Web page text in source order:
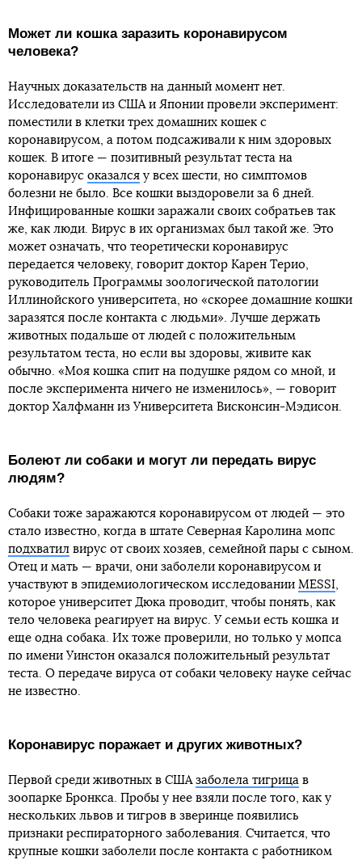
Может ли кошка заразить коронавирусом
человека?
Научных доказательств на данный момент нет.
Исследователи из США и Японии провели эксперимент:
поместили в клетки трех домашних кошек с
коронавирусом, а потом подсаживали к ним здоровых
кошек. В итоге — позитивный результат теста на
коронавирус оказался у всех шести, но симптомов
болезни не было. Все кошки выздоровели за 6 дней.
Инфицированные кошки заражали своих собратьев так
же, как люди. Вирус в их организмах был такой же. Это
может означать, что теоретически коронавирус
передается человеку, говорит доктор Карен Терио,
руководитель Программы зоологической патологии
Иллинойского университета, но «скорее домашние кошки
заразятся после контакта с людьми». Лучше держать
животных подальше от людей с положительным
результатом теста, но если вы здоровы, живите как
обычно. «Моя кошка спит на подушке рядом со мной, и
после эксперимента ничего не изменилось», — говорит
доктор Халфманн из Университета Висконсин-Мэдисон.
Болеют ли собаки и могут ли передать вирус
людям?
Собаки тоже заражаются коронавирусом от людей — это
стало известно, когда в штате Северная Каролина мопс
подхватил вирус от своих хозяев, семейной пары с сыном.
Отец и мать — врачи, они заболели коронавирусом и
участвуют в эпидемиологическом исследовании MESSI,
которое университет Дюка проводит, чтобы понять, как
тело человека реагирует на вирус. У семьи есть кошка и
еще одна собака. Их тоже проверили, но только у мопса
по имени Уинстон оказался положительный результат
теста. О передаче вируса от собаки человеку науке сейчас
не известно.
Коронавирус поражает и других животных?
Первой среди животных в США заболела тигрица в
зоопарке Бронкса. Пробы у нее взяли после того, как у
нескольких львов и тигров в зверинце появились
признаки респираторного заболевания. Считается, что
крупные кошки заболели после контакта с работником